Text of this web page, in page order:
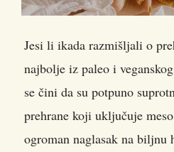
Jesi li ikada razmišljali o
najbolje iz paleo i
se čini da su potpuno
prehrane koji uključuje
ogroman naglasak na